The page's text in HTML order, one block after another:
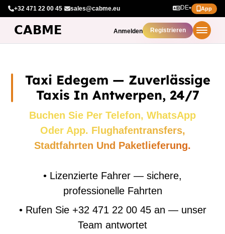
+32 471 22 00 45· sales@cabme.eu DE▾ App
Anmelden Registrieren
Taxi Edegem — Zuverlässige
Taxis In Antwerpen, 24/7
Buchen Sie Per Telefon, WhatsApp
Oder App. Flughafentransfers,
Stadtfahrten Und Paketlieferung.
• Lizenzierte Fahrer — sichere,
professionelle Fahrten
• Rufen Sie +32 471 22 00 45 an — unser
Team antwortet